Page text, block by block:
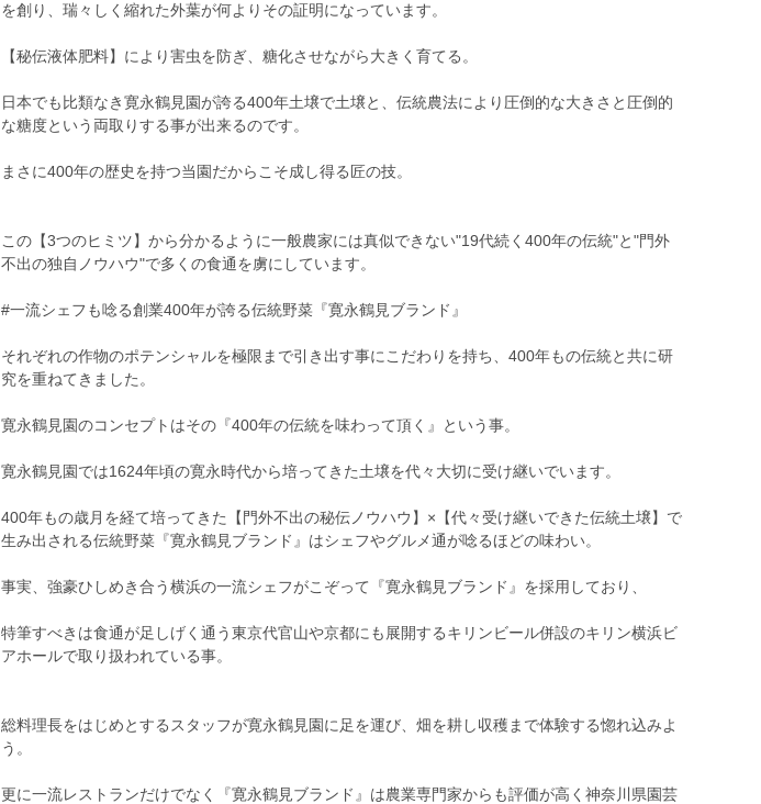
を創り、瑞々しく縮れた外葉が何よりその証明になっています。
【秘伝液体肥料】により害虫を防ぎ、糖化させながら大きく育てる。
日本でも比類なき寛永鶴見園が誇る400年土壌で土壌と、伝統農法により圧倒的な大きさと圧倒的
な糖度という両取りする事が出来るのです。
まさに400年の歴史を持つ当園だからこそ成し得る匠の技。
この【3つのヒミツ】から分かるように一般農家には真似できない"19代続く400年の伝統"と"門外
不出の独自ノウハウ"で多くの食通を虜にしています。
#一流シェフも唸る創業400年が誇る伝統野菜『寛永鶴見ブランド』
それぞれの作物のポテンシャルを極限まで引き出す事にこだわりを持ち、400年もの伝統と共に研
究を重ねてきました。
寛永鶴見園のコンセプトはその『400年の伝統を味わって頂く』という事。
寛永鶴見園では1624年頃の寛永時代から培ってきた土壌を代々大切に受け継いでいます。
400年もの歳月を経て培ってきた【門外不出の秘伝ノウハウ】×【代々受け継いできた伝統土壌】で
生み出される伝統野菜『寛永鶴見ブランド』はシェフやグルメ通が唸るほどの味わい。
事実、強豪ひしめき合う横浜の一流シェフがこぞって『寛永鶴見ブランド』を採用しており、
特筆すべきは食通が足しげく通う東京代官山や京都にも展開するキリンビール併設のキリン横浜ビ
アホールで取り扱われている事。
総料理長をはじめとするスタッフが寛永鶴見園に足を運び、畑を耕し収穫まで体験する惚れ込みよ
う。
更に一流レストランだけでなく『寛永鶴見ブランド』は農業専門家からも評価が高く神奈川県園芸